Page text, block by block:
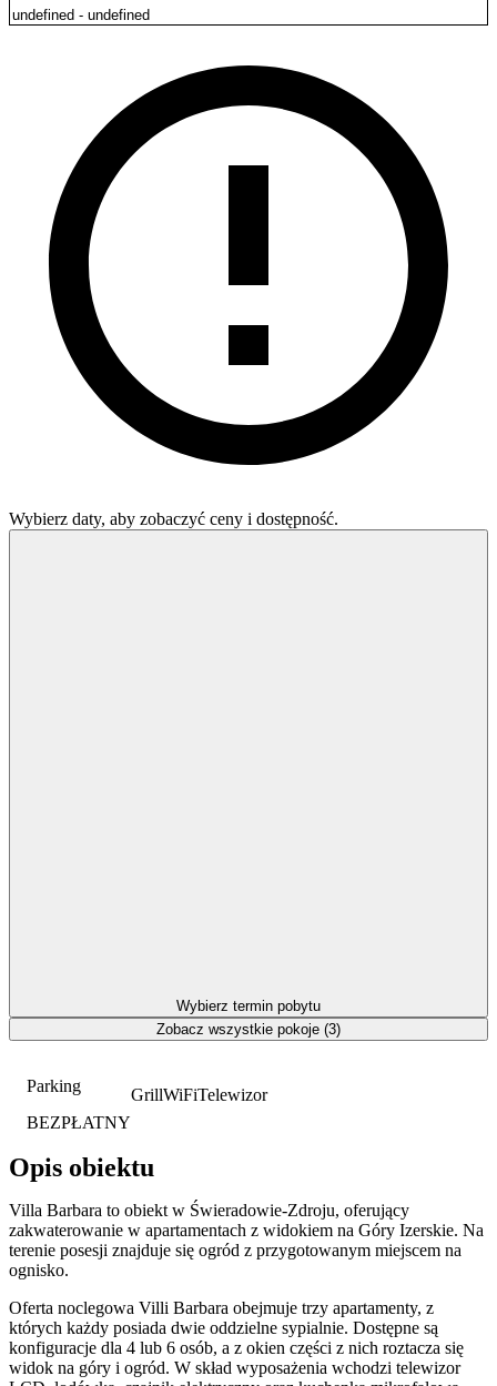
Parking
BEZPŁATNY
GrillWiFiTelewizor
Opis obiektu
Villa Barbara to obiekt w Świeradowie-Zdroju, oferujący
zakwaterowanie w apartamentach z widokiem na Góry Izerskie. Na
terenie posesji znajduje się ogród z przygotowanym miejscem na
ognisko.
Oferta noclegowa Villi Barbara obejmuje trzy apartamenty, z
których każdy posiada dwie oddzielne sypialnie. Dostępne są
konfiguracje dla 4 lub 6 osób, a z okien części z nich roztacza się
widok na góry i ogród. W skład wyposażenia wchodzi telewizor
Wybierz daty, aby zobaczyć ceny i dostępność.
Wybierz termin pobytu
Zobacz wszystkie pokoje (3)